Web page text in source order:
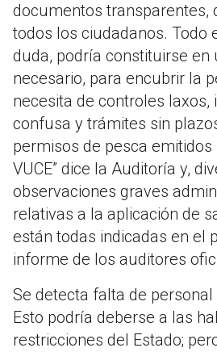
documentos transparentes,
todos los ciudadanos. Todo
duda, podría constituirse en
necesario, para encubrir la
necesita de controles laxos,
confusa y trámites sin
permisos de pesca
VUCE” dice la Auditoría y,
observaciones graves
relativas a la aplicación de
están todas indicadas en el
informe de los auditores
Se detecta falta de
Esto podría deberse a las
restricciones del Estado;